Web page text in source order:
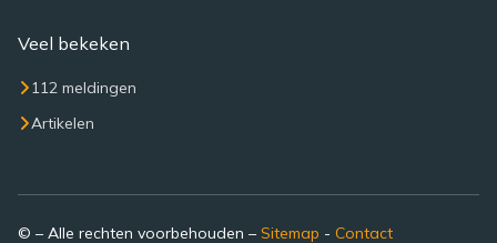
Veel bekeken
112 meldingen
Artikelen
© – Alle rechten voorbehouden – Sitemap - Contact